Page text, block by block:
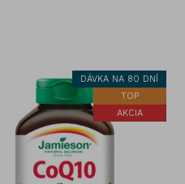
DÁVKA NA 80 DNÍ
TOP
AKCIA